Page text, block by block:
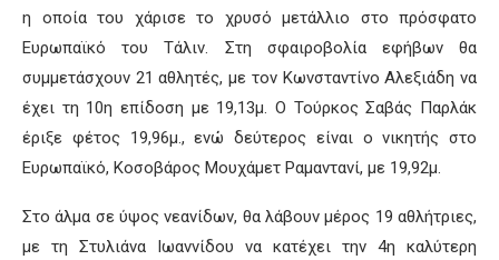
η οποία του χάρισε το χρυσό μετάλλιο στο πρόσφατο
Ευρωπαϊκό του Τάλιν. Στη σφαιροβολία εφήβων θα
συμμετάσχουν 21 αθλητές, με τον Κωνσταντίνο Αλεξιάδη να
έχει τη 10η επίδοση με 19,13μ. Ο Τούρκος Σαβάς Παρλάκ
έριξε φέτος 19,96μ., ενώ δεύτερος είναι ο νικητής στο
Ευρωπαϊκό, Κοσοβάρος Μουχάμετ Ραμαντανί, με 19,92μ.
Στο άλμα σε ύψος νεανίδων, θα λάβουν μέρος 19 αθλήτριες,
με τη Στυλιάνα Ιωαννίδου να κατέχει την 4η καλύτερη